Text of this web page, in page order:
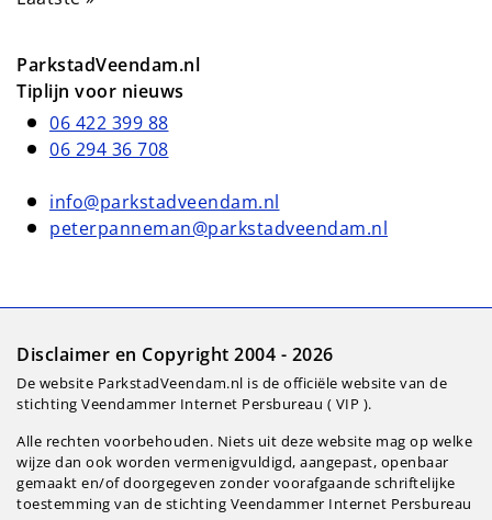
ParkstadVeendam.nl
Tiplijn voor nieuws
06 422 399 88
06 294 36 708
info@parkstadveendam.nl
peterpanneman@parkstadveendam.nl
Disclaimer en Copyright 2004 - 2026
De website ParkstadVeendam.nl is de officiële website van de
stichting Veendammer Internet Persbureau ( VIP ).
Alle rechten voorbehouden. Niets uit deze website mag op welke
wijze dan ook worden vermenigvuldigd, aangepast, openbaar
gemaakt en/of doorgegeven zonder voorafgaande schriftelijke
toestemming van de stichting Veendammer Internet Persbureau